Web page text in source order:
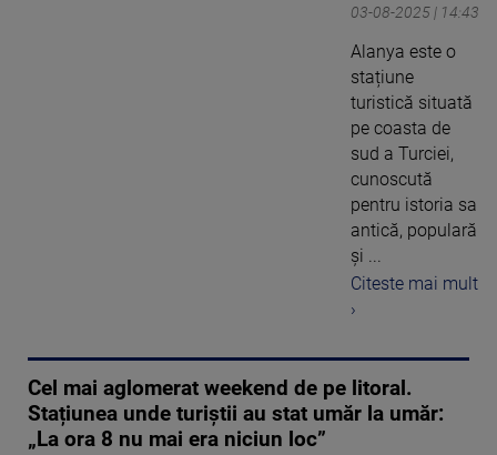
03-08-2025 | 14:43
Alanya este o
stațiune
turistică situată
pe coasta de
sud a Turciei,
cunoscută
pentru istoria sa
antică, populară
și ...
Citeste mai mult
›
Cel mai aglomerat weekend de pe litoral.
Stațiunea unde turiștii au stat umăr la umăr:
„La ora 8 nu mai era niciun loc”